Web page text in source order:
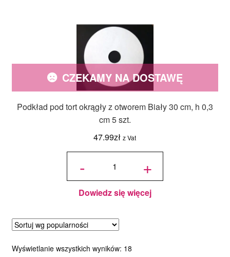
Podkład pod tort okrągły z otworem Biały 30 cm, h 0,3
cm 5 szt.
47.99zł z Vat
CZEKAMY NA DOSTAWĘ
-
ilość
okrągły
z
otworem
Biały 30
cm, h
szt.
+
Dowiedz się więcej
Wyświetlanie wszystkich wyników: 18Posortowane